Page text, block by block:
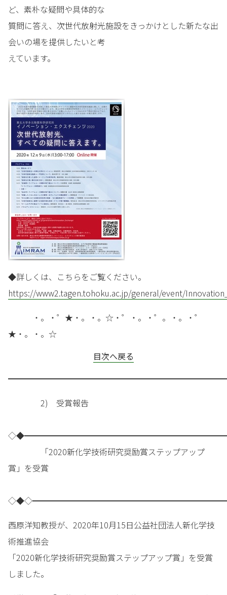
ど、素朴な疑問や具体的な
質問に答え、次世代放射光施設をきっかけとした新たな出
会いの場を提供したいと考
えています。
◆詳しくは、こちらをご覧ください。
https://www2.tagen.tohoku.ac.jp/general/event/
・。・゜★・。・。☆・゜・。・゜。・。・゜
★・。・。☆
目次へ戻る
2) 受賞報告
「2020新化学技術研究奨励賞ステップアップ
賞」を受賞
西原洋知教授が、2020年10月15日公益社団法人新化学技
術推進協会
「2020新化学技術研究奨励賞ステップアップ賞」を受賞
しました。